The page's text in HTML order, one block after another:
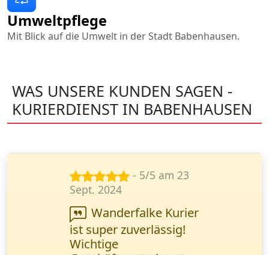
Umweltpflege
Mit Blick auf die Umwelt in der Stadt Babenhausen.
WAS UNSERE KUNDEN SAGEN -
KURIERDIENST IN BABENHAUSEN
- 4/5 am 14
Jan. 2025
Die Zustellung
juristischer
Dokumente erfolgte